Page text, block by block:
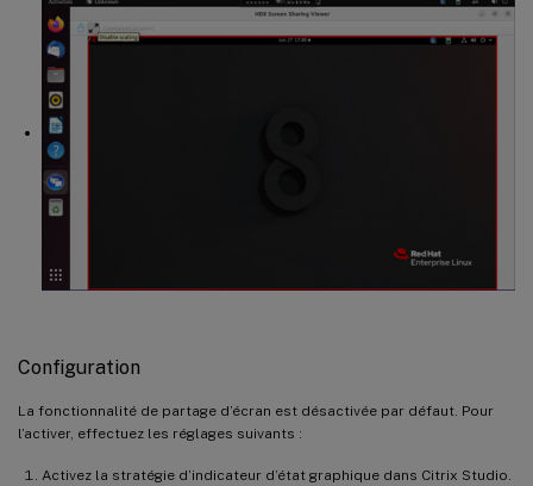
Configuration
La fonctionnalité de partage d’écran est désactivée par défaut. Pour
l’activer, effectuez les réglages suivants :
Activez la stratégie d’indicateur d’état graphique dans Citrix Studio.